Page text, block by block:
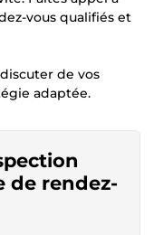
vous qualifiés et
de vos
adaptée.
de rendez-